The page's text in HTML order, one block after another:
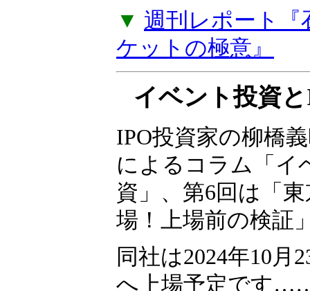
ンバーシップを開
た。『石原順のメ
ーケットの極意』
プを購読しなく
でご視聴いただけ
▼ 週刊レポート
ケットの極意』
イベント投資
IPO投資家の柳橋